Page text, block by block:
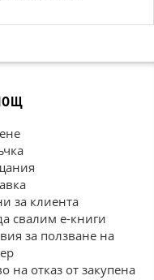
за клиента
свалим е-книги
за ползване на
на отказ от закупена